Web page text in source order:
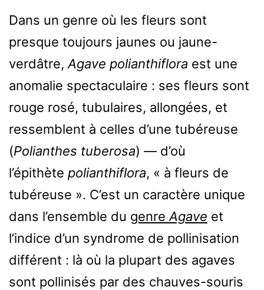
Dans un genre où les fleurs sont
presque toujours jaunes ou jaune-
verdâtre, Agave polianthiflora est une
anomalie spectaculaire : ses fleurs sont
rouge rosé, tubulaires, allongées, et
ressemblent à celles d’une tubéreuse
(Polianthes tuberosa) — d’où
l’épithète polianthiflora, « à fleurs de
tubéreuse ». C’est un caractère unique
dans l’ensemble du genre Agave et
l’indice d’un syndrome de pollinisation
différent : là où la plupart des agaves
sont pollinisés par des chauves-souris